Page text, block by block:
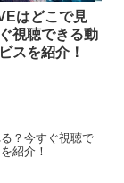
はどこで見
視聴できる動
スを紹介！
？今すぐ視聴で
紹介！